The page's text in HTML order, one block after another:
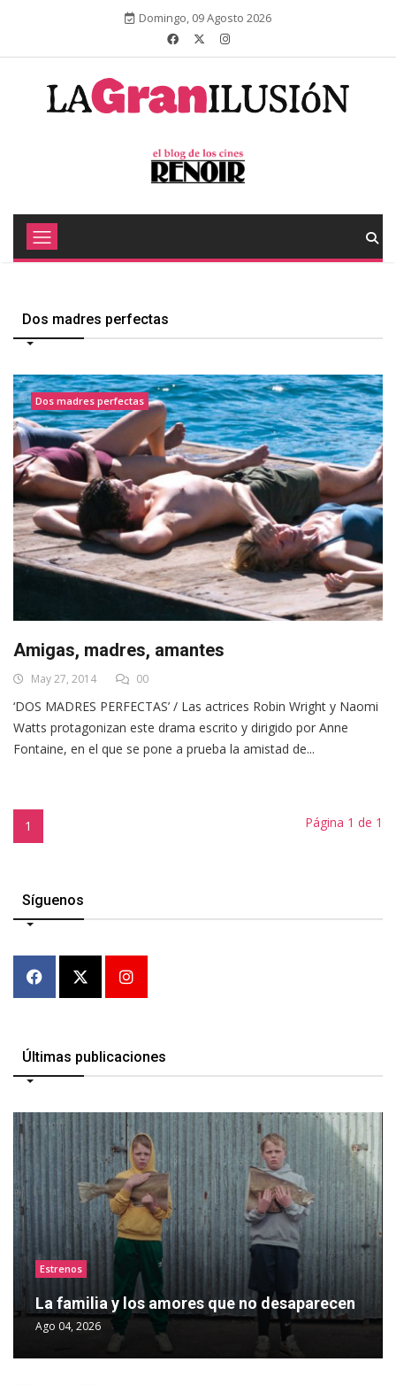
Domingo, 09 Agosto 2026
Dos madres perfectas
Dos madres perfectas
Amigas, madres, amantes
May 27, 2014 00
‘DOS MADRES PERFECTAS’ / Las actrices Robin Wright y Naomi
Watts protagonizan este drama escrito y dirigido por Anne
Fontaine, en el que se pone a prueba la amistad de...
1 Página 1 de 1
Síguenos
Últimas publicaciones
Estrenos
La familia y los amores que no desaparecen
Ago 04, 2026